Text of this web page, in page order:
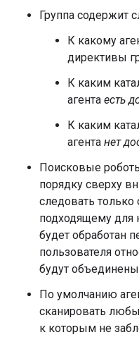
Группа
К какому
директивы
К каким
агента есть
К каким
агента нет
Поисковые
порядку сверху
следовать
подходящему для
будет обработан
пользователя
будут
По умолчанию
сканировать
к которым не